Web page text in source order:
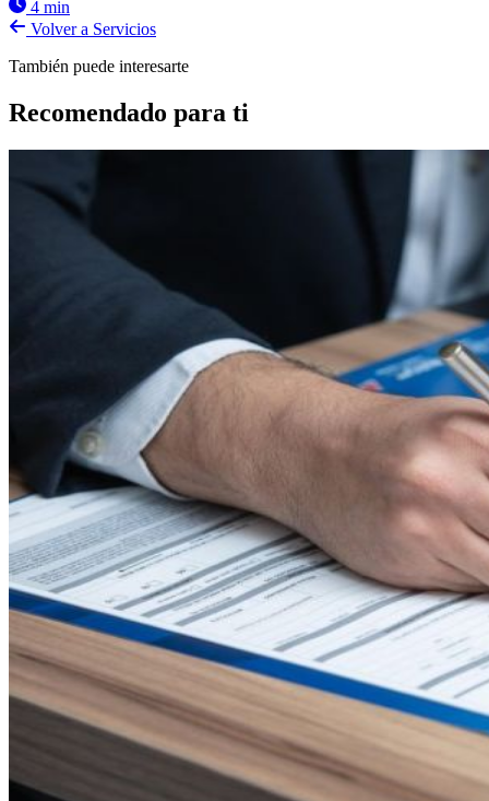
4 min
Volver a Servicios
También puede interesarte
Recomendado para ti